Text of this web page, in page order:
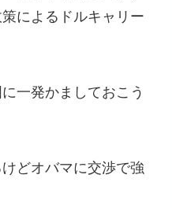
によるドルキャリー
一発かましておこう
どオバマに交渉で強